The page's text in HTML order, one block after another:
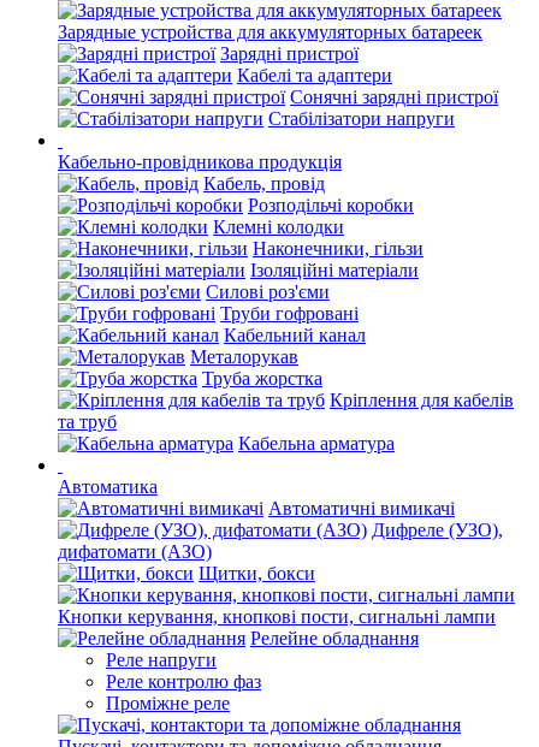
Зарядные устройства для аккумуляторных батареек
Зарядні пристрої
Кабелі та адаптери
Сонячні зарядні пристрої
Стабілізатори напруги
Кабельно-провідникова продукція
Кабель, провід
Розподільчі коробки
Клемні колодки
Наконечники, гільзи
Ізоляційні матеріали
Силові роз'єми
Труби гофровані
Кабельний канал
Металорукав
Труба жорстка
Кріплення для кабелів
та труб
Кабельна арматура
Автоматика
Автоматичні вимикачі
Дифреле (УЗО),
дифатомати (АЗО)
Щитки, бокси
Кнопки керування, кнопкові пости, сигнальні лампи
Релейне обладнання
Реле напруги
Реле контролю фаз
Проміжне реле